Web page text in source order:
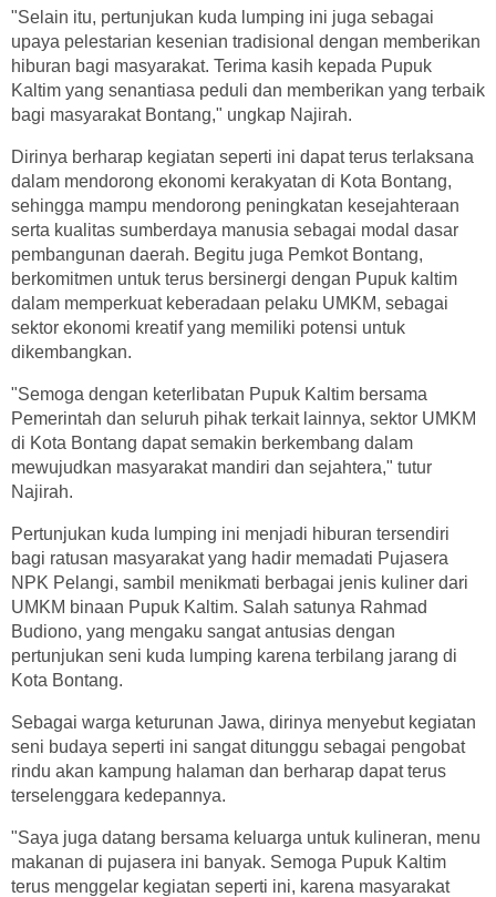
"Selain itu, pertunjukan kuda lumping ini juga sebagai
upaya pelestarian kesenian tradisional dengan memberikan
hiburan bagi masyarakat. Terima kasih kepada Pupuk
Kaltim yang senantiasa peduli dan memberikan yang terbaik
bagi masyarakat Bontang," ungkap Najirah.
Dirinya berharap kegiatan seperti ini dapat terus terlaksana
dalam mendorong ekonomi kerakyatan di Kota Bontang,
sehingga mampu mendorong peningkatan kesejahteraan
serta kualitas sumberdaya manusia sebagai modal dasar
pembangunan daerah. Begitu juga Pemkot Bontang,
berkomitmen untuk terus bersinergi dengan Pupuk kaltim
dalam memperkuat keberadaan pelaku UMKM, sebagai
sektor ekonomi kreatif yang memiliki potensi untuk
dikembangkan.
"Semoga dengan keterlibatan Pupuk Kaltim bersama
Pemerintah dan seluruh pihak terkait lainnya, sektor UMKM
di Kota Bontang dapat semakin berkembang dalam
mewujudkan masyarakat mandiri dan sejahtera," tutur
Najirah.
Pertunjukan kuda lumping ini menjadi hiburan tersendiri
bagi ratusan masyarakat yang hadir memadati Pujasera
NPK Pelangi, sambil menikmati berbagai jenis kuliner dari
UMKM binaan Pupuk Kaltim. Salah satunya Rahmad
Budiono, yang mengaku sangat antusias dengan
pertunjukan seni kuda lumping karena terbilang jarang di
Kota Bontang.
Sebagai warga keturunan Jawa, dirinya menyebut kegiatan
seni budaya seperti ini sangat ditunggu sebagai pengobat
rindu akan kampung halaman dan berharap dapat terus
terselenggara kedepannya.
"Saya juga datang bersama keluarga untuk kulineran, menu
makanan di pujasera ini banyak. Semoga Pupuk Kaltim
terus menggelar kegiatan seperti ini, karena masyarakat